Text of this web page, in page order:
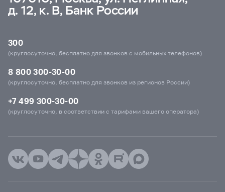
д. 12, к. В, Банк России
300
(круглосуточно, бесплатно для звонков с мобильных телефонов)
8 800 300-30-00
(круглосуточно, бесплатно для звонков из регионов России)
+7 499 300-30-00
(круглосуточно, в соответствии с тарифами вашего оператора)